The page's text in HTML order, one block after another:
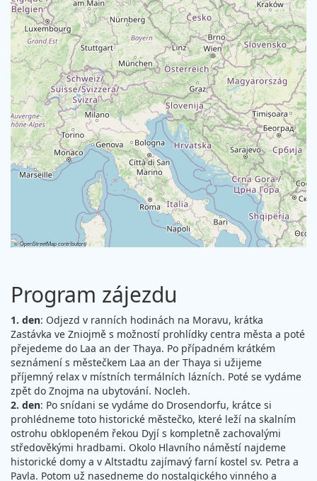
©OpenStreetMapcontributors
Program zájezdu
1. den: Odjezd v ranních hodinách na Moravu, krátka
Zastávka ve Zniojmě s možností prohlídky centra města a poté
přejedeme do Laa an der Thaya. Po případném krátkém
seznámení s městečkem Laa an der Thaya si užijeme
příjemný relax v místních termálních lázních. Poté se vydáme
zpět do Znojma na ubytování. Nocleh.
2. den: Po snídani se vydáme do Drosendorfu, krátce si
prohlédneme toto historické městečko, které leží na skalním
ostrohu obklopeném řekou Dyjí s kompletně zachovalými
středověkými hradbami. Okolo Hlavního náměstí najdeme
historické domy a v Altstadtu zajímavý farní kostel sv. Petra a
Pavla. Potom už nasedneme do nostalgického vinného a